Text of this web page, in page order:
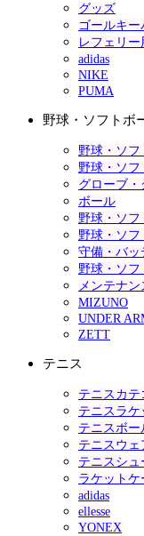
グッズ
ゴールキー
レフェリー
adidas
NIKE
PUMA
野球・ソフトボ
野球・ソフ
野球・ソフ
グローブ・
ボール
野球・ソフ
野球・ソフ
守備・バッ
野球・ソフ
メンテナン
MIZUNO
UNDER
ZETT
テニス
テニスカテ
テニスラケ
テニスボー
テニスウェ
テニスシュ
ラケットケ
adidas
ellesse
YONEX